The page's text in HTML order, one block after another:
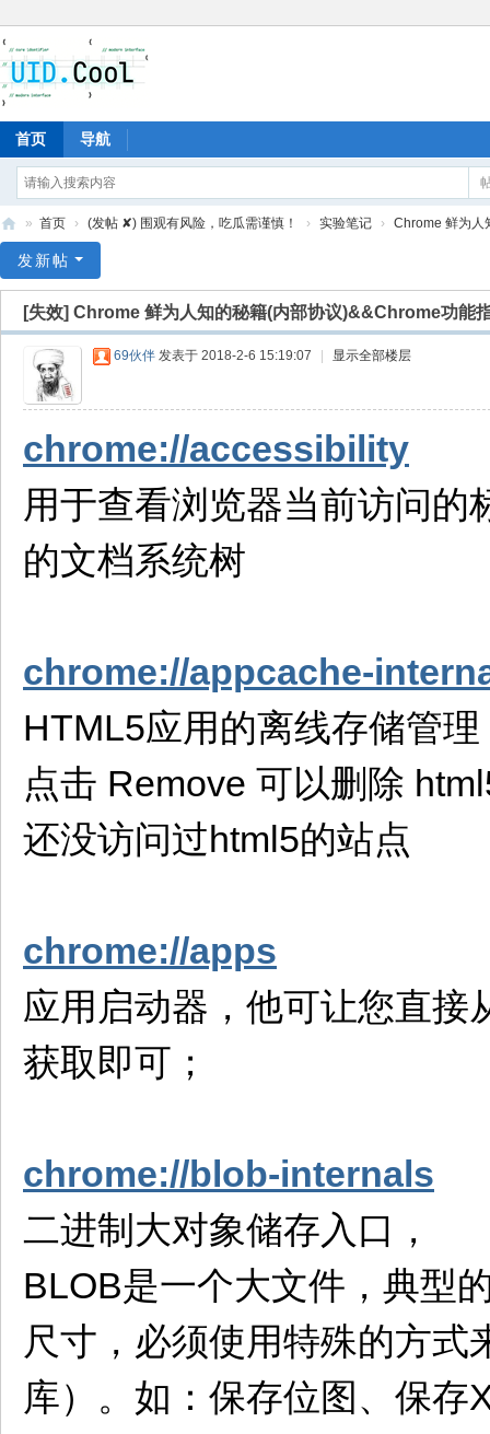
首页 导航
爱
» 首页 › (发帖 ✘) 围观有风险，吃瓜需谨慎！ › 实验笔记 › Chrome 鲜为人
发新帖
[失效] Chrome 鲜为人知的秘籍(内部协议)&&Chrome功能
69伙伴 发表于 2018-2-6 15:19:07 显示全部楼层
chrome://accessibility
用于查看浏览器当前访问
的文档系统树
chrome://appcache-
HTML5应用的离线存储管
点击 Remove 可以删除
还没访问过html5的站点
chrome://apps
应用启动器，他可让您直接
获取即可；
chrome://blob-internals
二进制大对象储存入口，
BLOB是一个大文件，典型
尺寸，必须使用特殊的方
库）。如：保存位图、保存